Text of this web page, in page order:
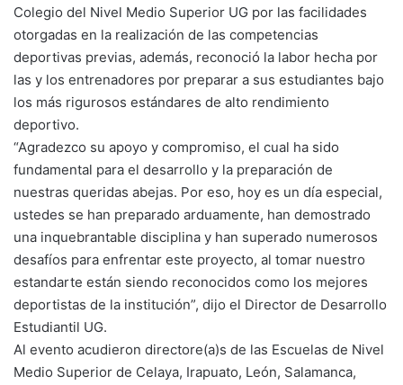
Colegio del Nivel Medio Superior UG por las facilidades
otorgadas en la realización de las competencias
deportivas previas, además, reconoció la labor hecha por
las y los entrenadores por preparar a sus estudiantes bajo
los más rigurosos estándares de alto rendimiento
deportivo.
“Agradezco su apoyo y compromiso, el cual ha sido
fundamental para el desarrollo y la preparación de
nuestras queridas abejas. Por eso, hoy es un día especial,
ustedes se han preparado arduamente, han demostrado
una inquebrantable disciplina y han superado numerosos
desafíos para enfrentar este proyecto, al tomar nuestro
estandarte están siendo reconocidos como los mejores
deportistas de la institución”, dijo el Director de Desarrollo
Estudiantil UG.
Al evento acudieron directore(a)s de las Escuelas de Nivel
Medio Superior de Celaya, Irapuato, León, Salamanca,